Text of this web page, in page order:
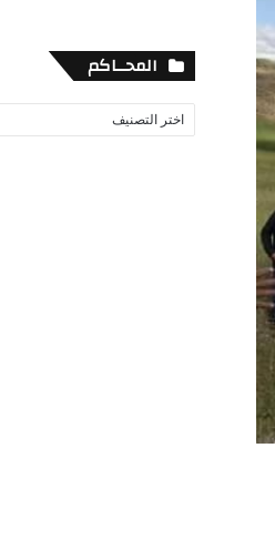
المحــاكم
المحــاكم